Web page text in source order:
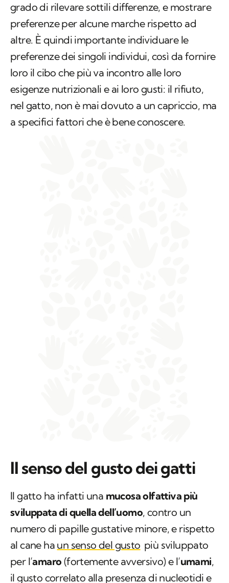
grado di rilevare sottili differenze, e mostrare
preferenze per alcune marche rispetto ad
altre. È quindi importante individuare le
preferenze dei singoli individui, così da fornire
loro il cibo che più va incontro alle loro
esigenze nutrizionali e ai loro gusti: il rifiuto,
nel gatto, non è mai dovuto a un capriccio, ma
a specifici fattori che è bene conoscere.
Il senso del gusto dei gatti
Il gatto ha infatti una mucosa olfattiva più
sviluppata di quella dell’uomo, contro un
numero di papille gustative minore, e rispetto
al cane ha un senso del gusto più sviluppato
per l’amaro (fortemente avversivo) e l’umami,
il gusto correlato alla presenza di nucleotidi e